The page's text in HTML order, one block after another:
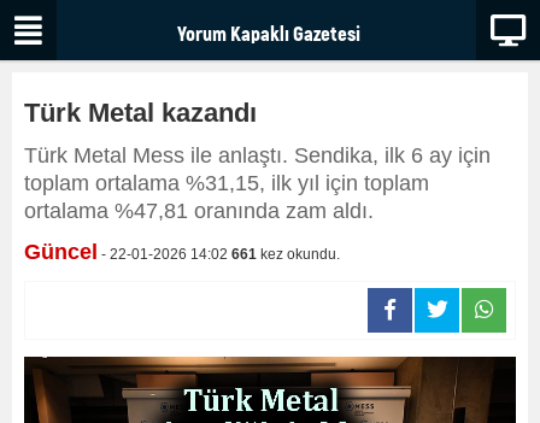
Türk Metal kazandı
Türk Metal Mess ile anlaştı. Sendika, ilk 6 ay için
toplam ortalama %31,15, ilk yıl için toplam
ortalama %47,81 oranında zam aldı.
Güncel - 22-01-2026 14:02 661 kez okundu.